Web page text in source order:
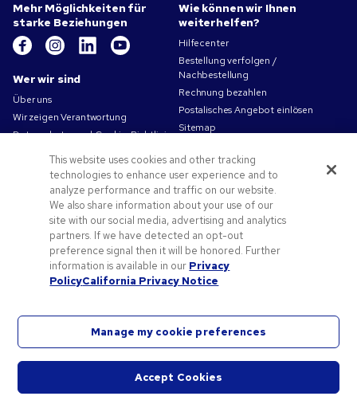
Mehr Möglichkeiten für
starke Beziehungen
Wer wir sind
Über uns
Wir zeigen Verantwortung
Datenschutz- und Cookie-Richtlinien
Nutzungsbedingungen
Verkaufsbedingungen
Karriere bei Pens.com
Angebote und Ressourcen
Werbeartikel
Angebotscodes und Gutscheine
Druckvorlagen-Tipps
Wie können wir Ihnen
weiterhelfen?
Hilfecenter
Bestellung verfolgen /
Nachbestellung
Rechnung bezahlen
Postalisches Angebot einlösen
Sitemap
©2026National Pen Company. Alle Rechte vorbehalten. Pens.com und das entsprechende
Logo sind Markenzeichen der National Pen Company. Alle anderen Marken sind Eigentum
This website uses cookies and other tracking
technologies to enhance user experience and to
analyze performance and traffic on our website.
We also share information about your use of our
site with our social media, advertising and analytics
partners. If we have detected an opt-out
preference signal then it will be honored. Further
information is available in our Privacy
PolicyCalifornia Privacy Notice
Manage my cookie preferences
Accept Cookies